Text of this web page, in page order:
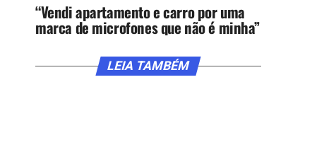
“Vendi apartamento e carro por uma
marca de microfones que não é minha”
LEIA TAMBÉM